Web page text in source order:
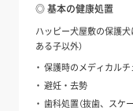
◎ 基本の健康処置
ハッピー犬屋敷の保護
ある子以外）
保護時のメディカルチ
避妊・去勢
歯科処置（抜歯、スケ